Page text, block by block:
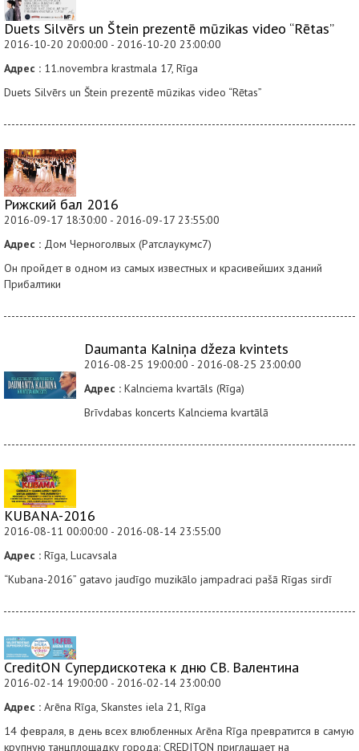
Duets Silvērs un Štein prezentē mūzikas video “Rētas”
2016-10-20 20:00:00 - 2016-10-20 23:00:00
Адрес : 11.novembra krastmala 17, Rīga
Duets Silvērs un Štein prezentē mūzikas video “Rētas”
Рижский бал 2016
2016-09-17 18:30:00 - 2016-09-17 23:55:00
Адрес : Дом Черноголвых (Ратслаукумс7)
Он пройдет в одном из самых известных и красивейших зданий
Прибалтики
Daumanta Kalniņa džeza kvintets
2016-08-25 19:00:00 - 2016-08-25 23:00:00
Адрес : Kalnciema kvartāls (Rīga)
Brīvdabas koncerts Kalnciema kvartālā
KUBANA-2016
2016-08-11 00:00:00 - 2016-08-14 23:55:00
Адрес : Rīga, Lucavsala
“Kubana-2016” gatavo jaudīgo muzikālo jampadraci pašā Rīgas sirdī
CreditON Супердискотека к дню СВ. Валентина
2016-02-14 19:00:00 - 2016-02-14 23:00:00
Адрес : Arēna Rīga, Skanstes iela 21, Rīga
14 февраля, в день всех влюбленных Arēna Rīga превратится в самую
крупную танцплощадку города: CREDITON приглашает на